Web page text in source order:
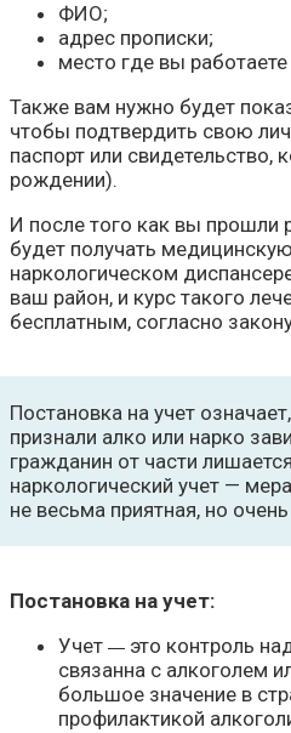
ФИО;
адрес прописки;
место где вы
Также вам нужно будет
чтобы подтвердить свою
паспорт или свидетельство,
рождении).
И после того как вы прошли
будет получать
наркологическом
ваш район, и курс такого
бесплатным, согласно
Постановка на учет
признали алко или нарко
гражданин от части
наркологический учет —
не весьма приятная, но
Постановка на учет:
Учет — это контроль
связанна с алкоголем
большое значение в
профилактикой